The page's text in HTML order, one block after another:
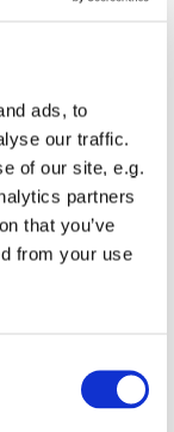
ads, to
our traffic.
of our site, e.g.
partners
that you’ve
from your use
lide...